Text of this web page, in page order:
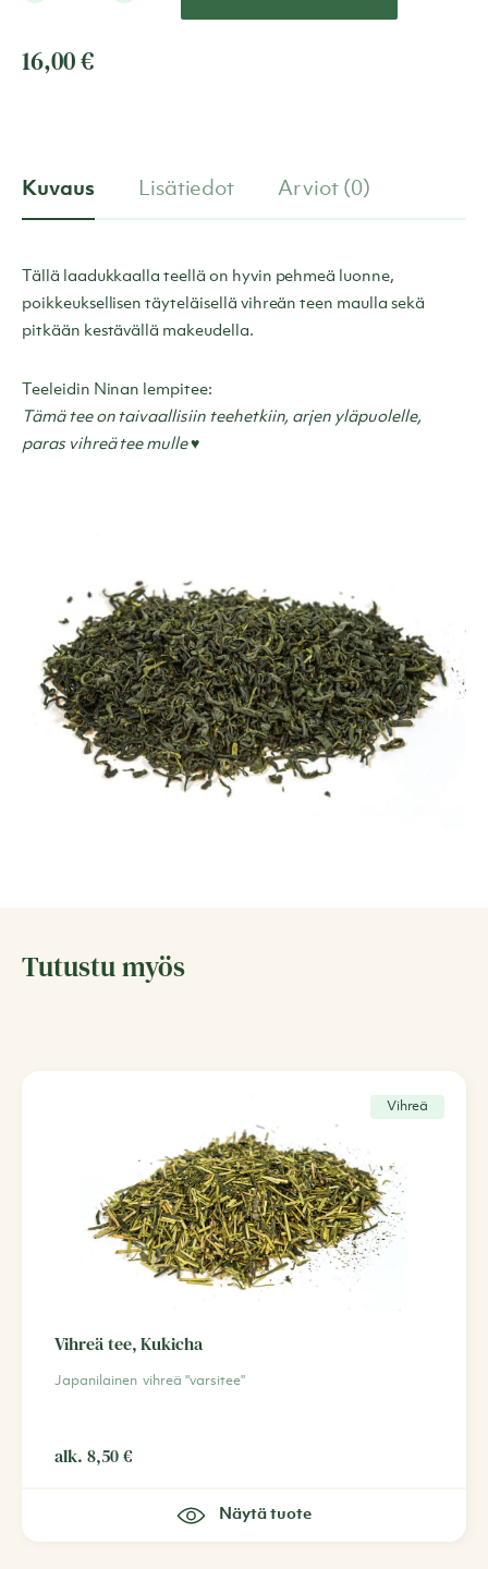
16,00€
Kuvaus Lisätiedot Arviot (0)
Tällä laadukkaalla teellä on hyvin pehmeä luonne,
poikkeuksellisen täyteläisellä vihreän teen maulla sekä
pitkään kestävällä makeudella.
Teeleidin Ninan lempitee:
Tämä tee on taivaallisiin teehetkiin, arjen yläpuolelle,
paras vihreä tee mulle ♥
Tutustu myös
Vihreä
Vihreä tee, Kukicha
Japanilainen vihreä "varsitee"
alk. 8,50€
Näytä tuote